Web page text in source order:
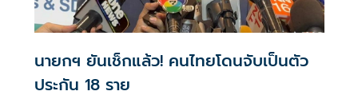
นายกฯ ยันเช็กแล้ว! คนไทยโดนจับเป็นตัว
ประกัน 18 ราย